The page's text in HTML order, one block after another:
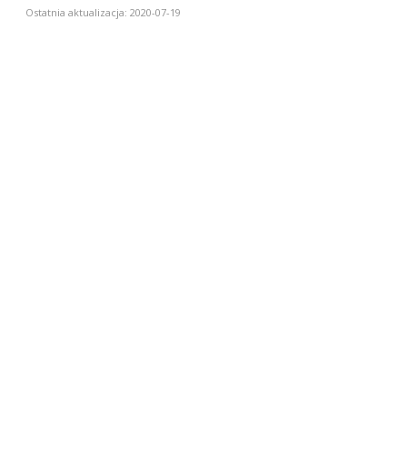
Ostatnia aktualizacja: 2020-07-19